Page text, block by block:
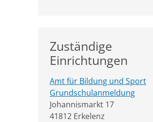
Zuständige
Einrichtungen
Amt für Bildung und Sport
Grundschulanmeldung
Straße:
Johannismarkt Hausnummer:
17
PLZ:
41812 Ort:
Erkelenz